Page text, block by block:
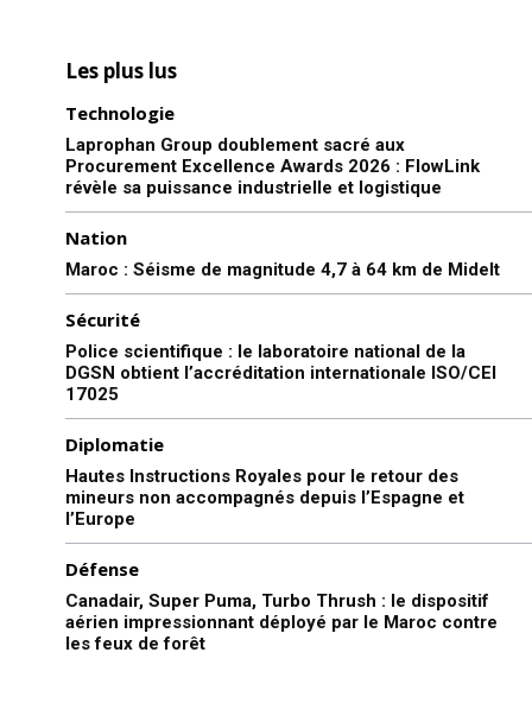
Les plus lus
Technologie
Laprophan Group doublement sacré aux
Procurement Excellence Awards 2026 : FlowLink
révèle sa puissance industrielle et logistique
Nation
Maroc : Séisme de magnitude 4,7 à 64 km de Midelt
Sécurité
Police scientifique : le laboratoire national de la
DGSN obtient l’accréditation internationale ISO/CEI
17025
Diplomatie
Hautes Instructions Royales pour le retour des
mineurs non accompagnés depuis l’Espagne et
l’Europe
Défense
Canadair, Super Puma, Turbo Thrush : le dispositif
aérien impressionnant déployé par le Maroc contre
les feux de forêt